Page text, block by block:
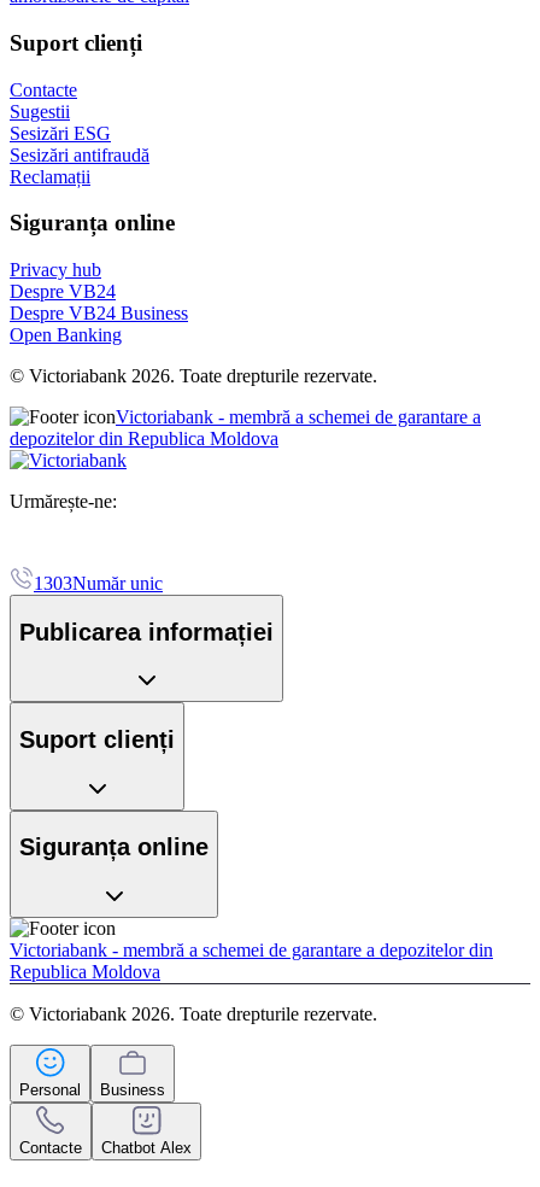
Suport clienți
Contacte
Sugestii
Sesizări ESG
Sesizări antifraudă
Reclamații
Siguranța online
Privacy hub
Despre VB24
Despre VB24 Business
Open Banking
© Victoriabank 2026. Toate drepturile rezervate.
Victoriabank - membră a schemei de garantare a
depozitelor din Republica Moldova
Urmărește-ne:
1303Număr unic
Publicarea informației
Suport clienți
Siguranța online
Victoriabank - membră a schemei de garantare a depozitelor din
Republica Moldova
© Victoriabank 2026. Toate drepturile rezervate.
Personal Business
Contacte Chatbot Alex